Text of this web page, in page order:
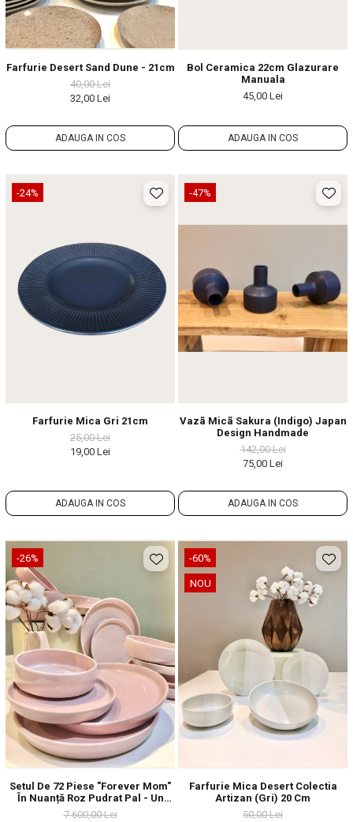
Farfurie Desert Sand Dune - 21cm
40,00 Lei
32,00 Lei
ADAUGA IN COS
Bol Ceramica 22cm Glazurare
Manuala
45,00 Lei
ADAUGA IN COS
-24%
Farfurie Mica Gri 21cm
25,00 Lei
19,00 Lei
ADAUGA IN COS
-47%
Vazã Micã Sakura (indigo) Japan
Design Handmade
142,00 Lei
75,00 Lei
ADAUGA IN COS
-26%
Setul De 72 Piese "Forever Mom"
În Nuanță Roz Pudrat Pal - Un
Omagiu Adus Mamelor
7.600,00 Lei
-60%
NOU
Farfurie Mica Desert Colectia
Artizan (Gri) 20 Cm
50,00 Lei